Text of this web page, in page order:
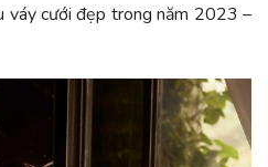
váy cưới đẹp trong năm 2023 –